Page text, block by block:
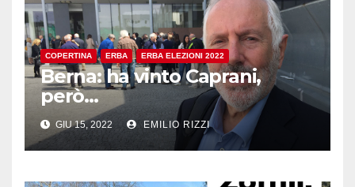
COPERTINA ERBA ERBA ELEZIONI 2022
Berna: ha vinto Caprani,
però…
GIU 15, 2022 EMILIO RIZZI